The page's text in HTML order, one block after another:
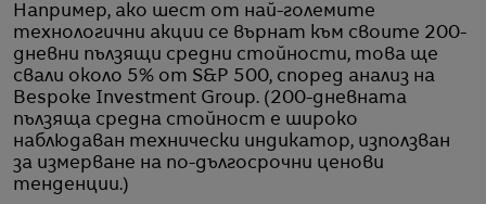
Например, ако шест от най-големите
технологични акции се върнат към своите 200-
дневни пълзящи средни стойности, това ще
свали около 5% от S&P 500, според анализ на
Bespoke Investment Group. (200-дневната
пълзяща средна стойност е широко
наблюдаван технически индикатор, използван
за измерване на по-дългосрочни ценови
тенденции.)